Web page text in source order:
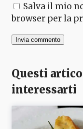
Salva il mio
browser per la
Questi
interessarti